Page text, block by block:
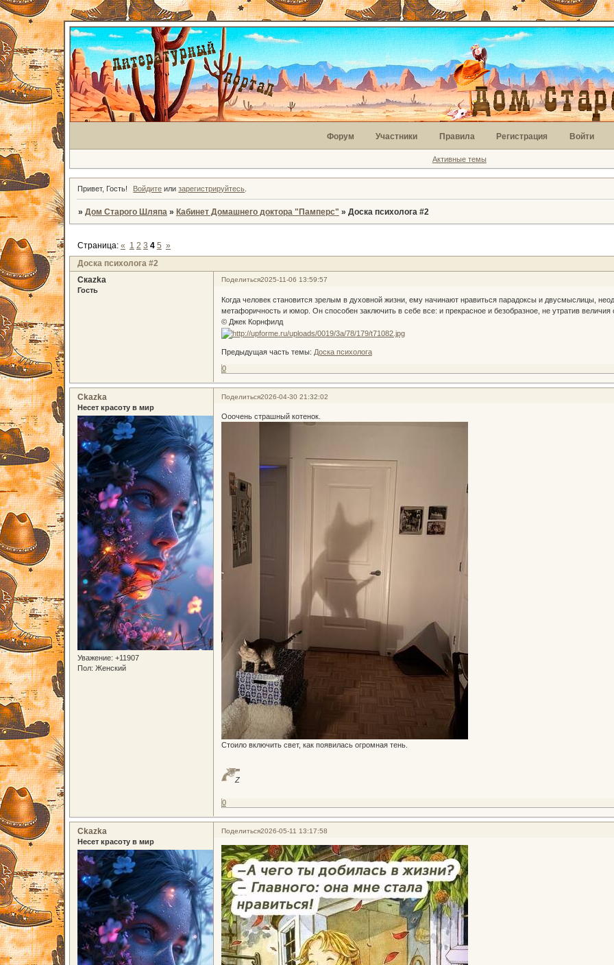
Форум Участники Правила Регистрация Войти
Активные темы
Привет, Гость! Войдите илизарегистрируйтесь
» Дом Старого Шляпа » Кабинет Домашнего доктора "Памперс" » Доска психолога #2
Доска психолога #2
Страница: « 1 2 3 4 5 »
Поделиться2025-11-06 13:59:57
Скаzka
Гость
Когда человек становится зрелым в духовной жизни, ему начинают нравиться парадоксы и двусмыслицы,
метафоричность и юмор. Он способен заключить в себе все: и прекрасное и безобразное, не утратив величия
© Джек Корнфилд
Предыдущая часть темы: Доска психолога
0
Поделиться2026-04-30 21:32:02
Ckazka
Несет красоту в мир
Уважение: +11907
Пол: Женский
Ооочень страшный котенок.
Стоило включить свет, как появилась огромная тень.
Z
0
Поделиться2026-05-11 13:17:58
Ckazka
Несет красоту в мир